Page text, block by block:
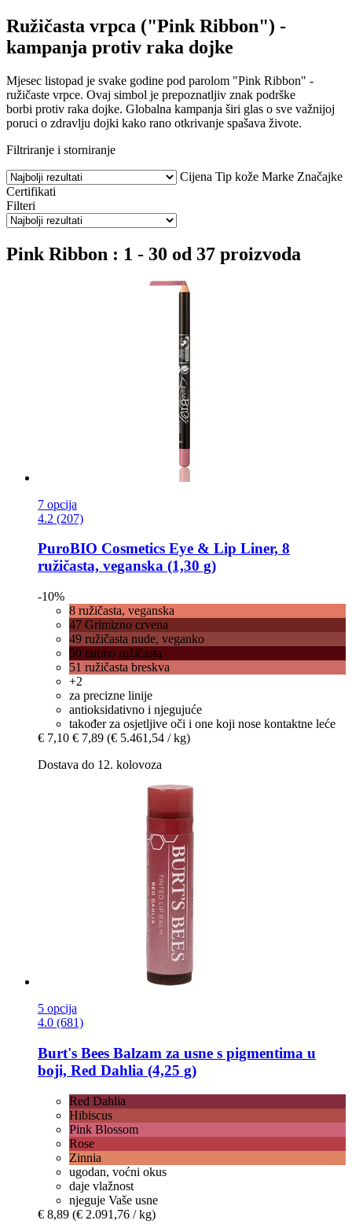
Ružičasta vrpca ("Pink Ribbon") -
kampanja protiv raka dojke
Mjesec listopad je svake godine pod parolom "Pink Ribbon" -
ružičaste vrpce. Ovaj simbol je prepoznatljiv znak podrške
borbi protiv raka dojke. Globalna kampanja širi glas o sve važnijoj
poruci o zdravlju dojki kako rano otkrivanje spašava živote.
Filtriranje i storniranje
Cijena Tip kože Marke Značajke
Certifikati
Filteri
Pink Ribbon : 1 - 30 od 37 proizvoda
7 opcija
4.2 (207)
PuroBIO Cosmetics Eye & Lip Liner, 8
ružičasta, veganska (1,30 g)
-10%
8 ružičasta, veganska
47 Grimizno crvena
49 ružičasta nude, veganko
50 tamno ružičasta
51 ružičasta breskva
+2
za precizne linije
antioksidativno i njegujuće
također za osjetljive oči i one koji nose kontaktne leće
€ 7,10 € 7,89 (€ 5.461,54 / kg)
Dostava do 12. kolovoza
5 opcija
4.0 (681)
Burt's Bees Balzam za usne s pigmentima u
boji, Red Dahlia (4,25 g)
Red Dahlia
Hibiscus
Pink Blossom
Rose
Zinnia
ugodan, voćni okus
daje vlažnost
njeguje Vaše usne
€ 8,89 (€ 2.091,76 / kg)